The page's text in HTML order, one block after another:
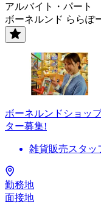
アルバイト・パート
ボーネルンド ららぽ
ボーネルンドショッ
ター募集!
雑貨販売スタッ
勤務地
面接地